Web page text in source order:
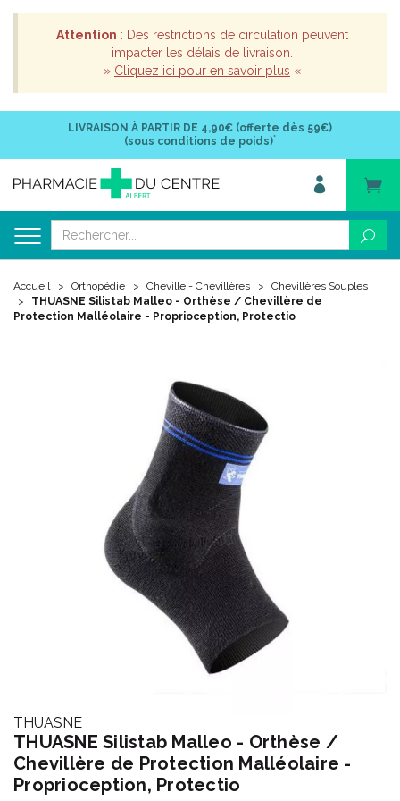
Attention : Des restrictions de circulation peuvent
impacter les délais de livraison.
» Cliquez ici pour en savoir plus «
LIVRAISON À PARTIR DE 4,90€ (offerte dès 59€)
(sous conditions de poids)*
Accueil Orthopédie Cheville - Chevillères
Chevillères Souples
THUASNE Silistab Malleo - Orthèse / Chevillère de
Protection Malléolaire - Proprioception, Protectio
THUASNE
THUASNE Silistab Malleo - Orthèse /
Chevillère de Protection Malléolaire -
Proprioception, Protectio